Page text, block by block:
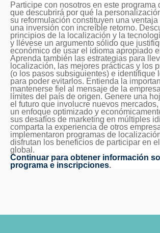
Participe con nosotros en este programa
que descubrirá por qué la
su reformulación constituyen una
una inversión con increíble retorno.
principios de la localización y la
y llévese un argumento sólido que
económico de usar el idioma apropiado
Aprenda también las estrategias para
localización, las mejores prácticas y los
(o los pasos subsiguientes) e identifique
para poder evitarlos. Entienda la
mantenerse fiel al mensaje de la
límites del país de origen. Genere una
el futuro que involucre nuevos
un enfoque optimizado y
sus desafíos de marketing en múltiples
comparta la experiencia de otros
implementaron programas de
disfrutan los beneficios de participar en
global.
Continuar para obtener información
programa e inscripciones.